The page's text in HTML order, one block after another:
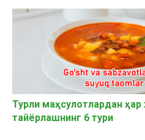
Турли маҳсулотлардан ҳар
тайёрлашнинг 6 тури